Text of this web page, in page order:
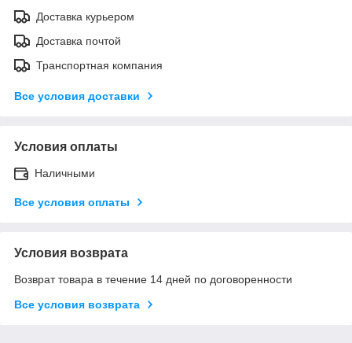
Доставка курьером
Доставка почтой
Транспортная компания
Все условия доставки
Условия оплаты
Наличными
Все условия оплаты
Условия возврата
Возврат товара в течение 14 дней по договоренности
Все условия возврата